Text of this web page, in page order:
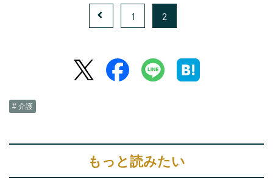
1 2
# 介護
もっと読みたい